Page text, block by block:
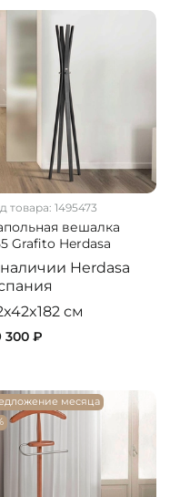
товара: 1495473
вешалка
Grafito Herdasa
Herdasa
см
300 ₽
месяца